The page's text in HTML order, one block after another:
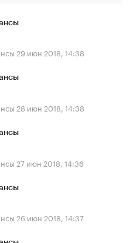
29 июн 2018, 14:38
28 июн 2018, 14:38
27 июн 2018, 14:36
26 июн 2018, 14:37